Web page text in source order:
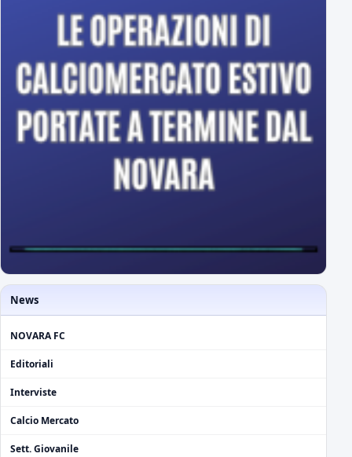
News
NOVARA FC
Editoriali
Interviste
Calcio Mercato
Sett. Giovanile